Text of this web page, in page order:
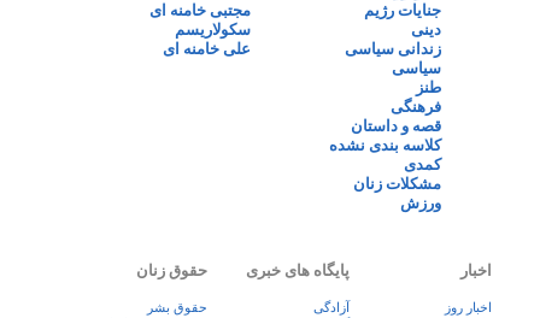
جنایات رژیم
دینی
زندانی سیاسی
سیاسی
طنز
فرهنگی
قصه و داستان
کلاسه بندی نشده
کمدی
مشکلات زنان
ورزش
مجتبی خامنه ای
سکولاریسم
علی خامنه ای
اخبار
اخبار روز
پایگاه های خبری
آزادگی
حقوق زنان
حقوق بشر